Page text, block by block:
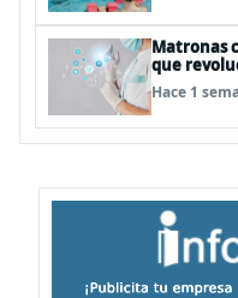
Matronas
que
Hace 1